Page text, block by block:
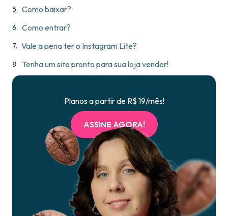
Como baixar?
Como entrar?
Vale a pena ter o Instagram Lite?
Tenha um site pronto para sua loja vender!
Planos a partir de R$ 19/mês!
ASSINE AGORA!